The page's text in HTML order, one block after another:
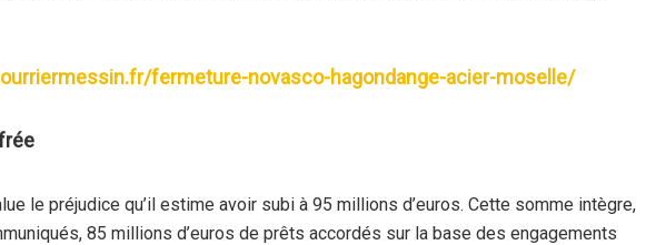
fermeture-novasco-hagondange-acier-moselle/
le préjudice qu’il estime avoir subi à 95 millions d’euros. Cette somme intègre,
85 millions d’euros de prêts accordés sur la base des engagements